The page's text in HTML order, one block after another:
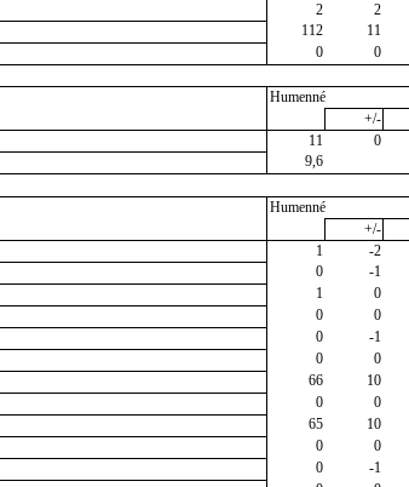
2 2
112 11
0 0
Humenné
+/-
11 0
9,6
Humenné
+/-
1 -2
0 -1
1 0
0 0
0 -1
0 0
66 10
0 0
65 10
0 0
0 -1